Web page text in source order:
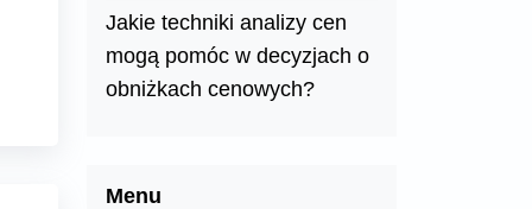
Jakie techniki analizy cen
mogą pomóc w decyzjach o
obniżkach cenowych?
Menu